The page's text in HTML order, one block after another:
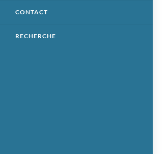
CONTACT
RECHERCHE